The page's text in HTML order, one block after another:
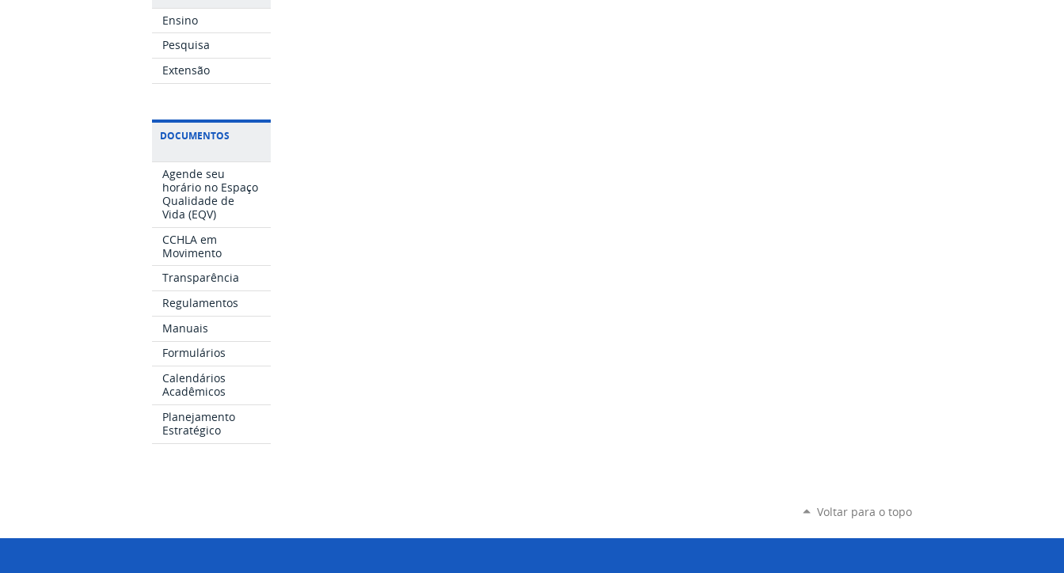
Ensino
Pesquisa
Extensão
DOCUMENTOS
Agende seu
horário no Espaço
Qualidade de
Vida (EQV)
CCHLA em
Movimento
Transparência
Regulamentos
Manuais
Formulários
Calendários
Acadêmicos
Planejamento
Estratégico
Voltar para o topo